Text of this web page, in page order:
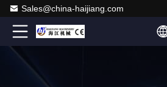
Sales@china-haijiang.com